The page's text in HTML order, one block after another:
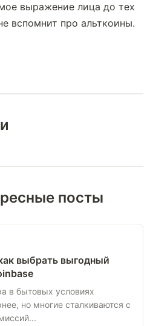
выражение лица до тех
вспомнит про альткоины.
посты
выбрать выгодный
в бытовых условиях
но многие сталкиваются с